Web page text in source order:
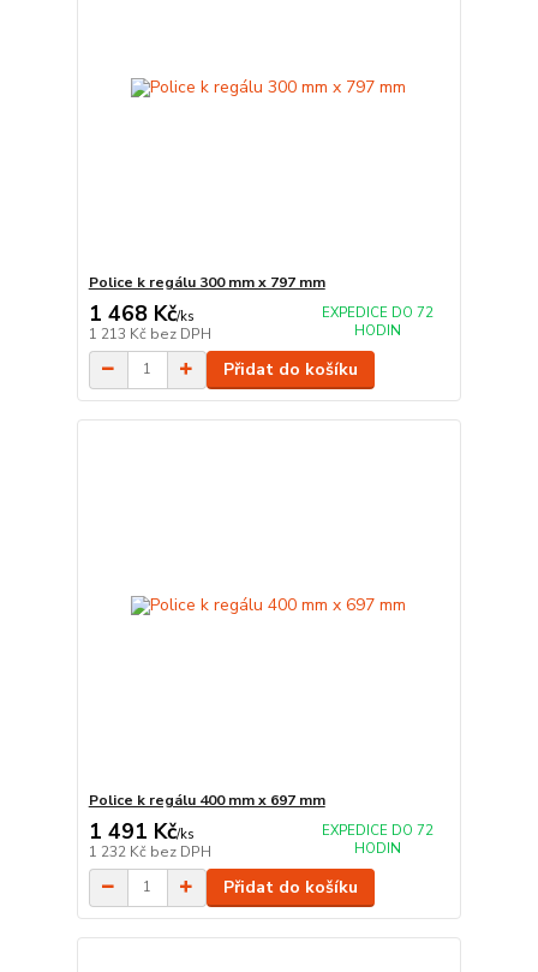
Police k regálu 300 mm x 797 mm
1 468 Kč/ks
1 213 Kč bez DPH
EXPEDICE DO 72
HODIN
Přidat do košíku
Police k regálu 400 mm x 697 mm
1 491 Kč/ks
1 232 Kč bez DPH
EXPEDICE DO 72
HODIN
Přidat do košíku